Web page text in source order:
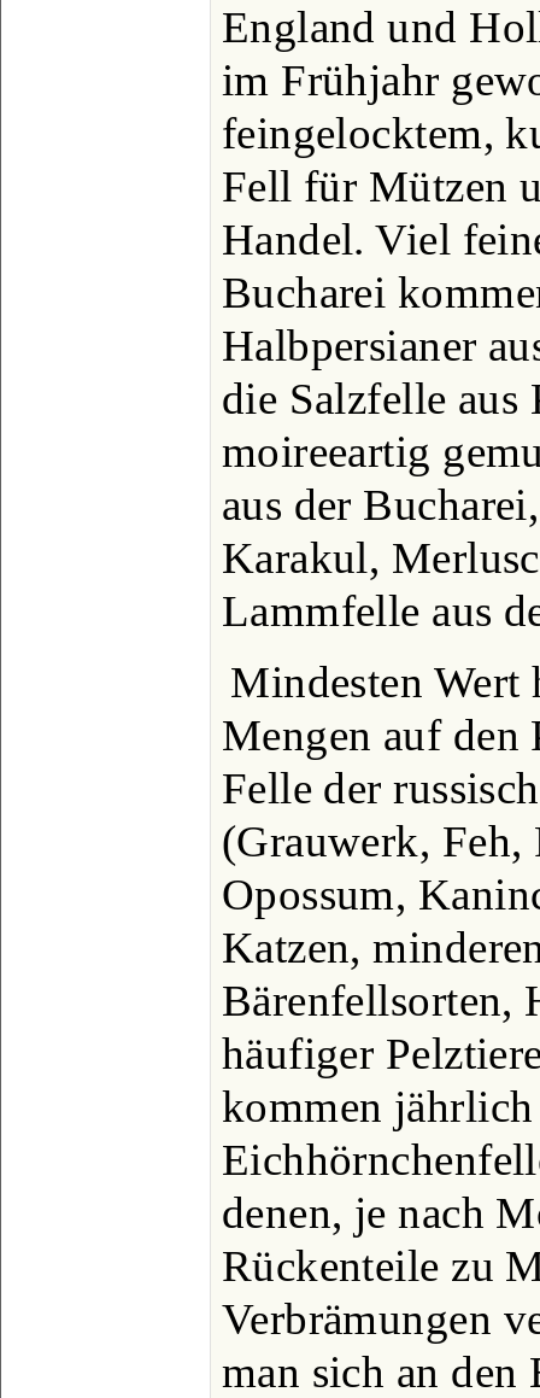
England und
im Frühjahr
feingelocktem,
Fell für Mützen
Handel. Viel
Bucharei
Halbpersianer
die Salzfelle
moireeartig
aus der
Karakul,
Lammfelle aus
Mindesten Wert
Mengen auf den
Felle der
(Grauwerk, Feh,
Opossum,
Katzen,
Bärenfellsorten,
häufiger
kommen
denen, je nach
Rückenteile zu
Verbrämungen
man sich an den